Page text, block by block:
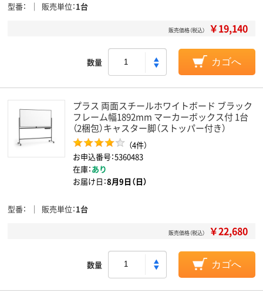
型番 販売単位 1台
販売価格（税込） ￥19,140
数量 カゴへ
プラス 両面スチールホワイトボード ブラック
フレーム幅1892mm マーカーボックス付 1台
（2梱包）キャスター脚（ストッパー付き）
（4件）
お申込番号：5360483
在庫：あり
お届け日：8月9日（日）
型番 販売単位 1台
販売価格（税込） ￥22,680
数量 カゴへ